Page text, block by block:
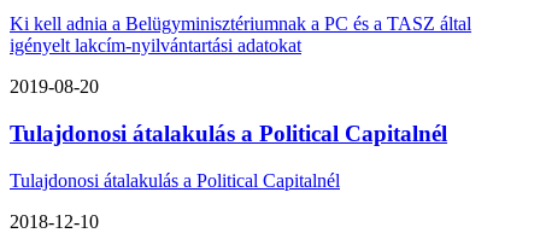
Ki kell adnia a Belügyminisztériumnak a PC és a TASZ által
igényelt lakcím-nyilvántartási adatokat
2019-08-20
Tulajdonosi átalakulás a Political Capitalnél
Tulajdonosi átalakulás a Political Capitalnél
2018-12-10